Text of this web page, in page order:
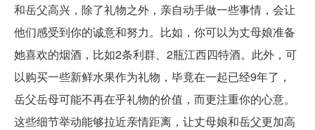
和岳父高兴，除了礼物之外，亲自动手做一些事情，会让
他们感受到你的诚意和努力。比如，你可以为丈母娘准备
她喜欢的烟酒，比如2条利群、2瓶江西四特酒。此外，可
以购买一些新鲜水果作为礼物，毕竟在一起已经9年了，
岳父岳母可能不再在乎礼物的价值，而更注重你的心意。
这些细节举动能够拉近亲情距离，让丈母娘和岳父更加高